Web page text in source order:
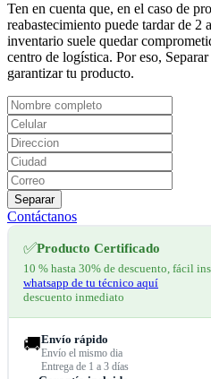
Ten en cuenta que, en el caso de
reabastecimiento puede tardar de 2
inventario suele quedar
centro de logística. Por eso,
garantizar tu producto.
Separar
Contáctanos
✅Producto Certificado
10 % hasta 30% de descuento, fácil
whatsapp de tu técnico aquí
descuento inmediato
🚚Envío rápido
Envío el mismo dia
Entrega de 1 a 3 días